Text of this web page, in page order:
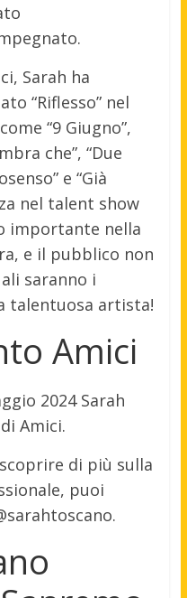
Sarah ha
“Riflesso” nel
“9 Giugno”,
che”, “Due
e “Già
nel talent show
importante nella
e il pubblico non
saranno i
talentuosa artista!
Amici
2024 Sarah
Amici.
di più sulla
puoi